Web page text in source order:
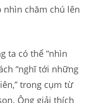
nhìn chăm chú lên
ta có thể “nhìn
“nghĩ tới những
trong cụm từ
Ông giải thích